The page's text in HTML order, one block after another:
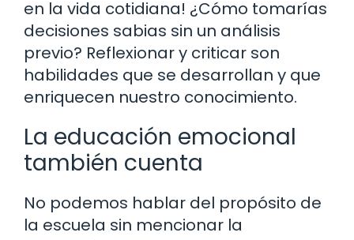
en la vida cotidiana! ¿Cómo tomarías
decisiones sabias sin un análisis
previo? Reflexionar y criticar son
habilidades que se desarrollan y que
enriquecen nuestro conocimiento.
La educación emocional
también cuenta
No podemos hablar del propósito de
la escuela sin mencionar la